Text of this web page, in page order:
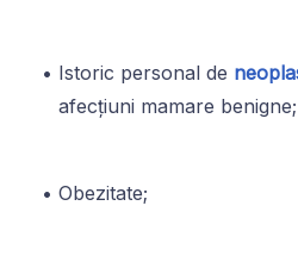
Istoric personal de
afecțiuni mamare benigne;
Obezitate;